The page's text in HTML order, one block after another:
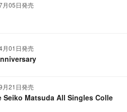
月05日発売
月01日発売
月21日発売
Seiko Matsuda All Singles Colle